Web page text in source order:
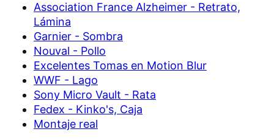
Association France Alzheimer - Retrato,
Lámina
Garnier - Sombra
Nouval - Pollo
Excelentes Tomas en Motion Blur
WWF - Lago
Sony Micro Vault - Rata
Fedex - Kinko's, Caja
Montaje real